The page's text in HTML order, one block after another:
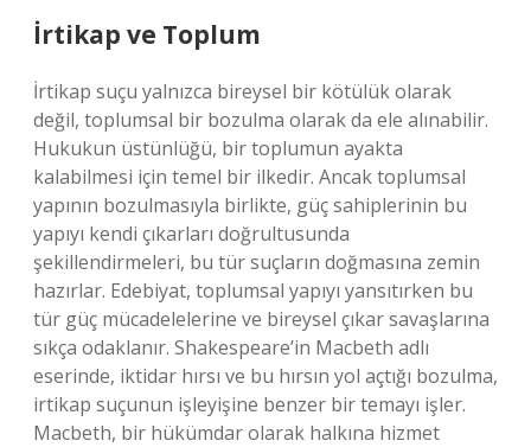
İrtikap ve Toplum
İrtikap suçu yalnızca bireysel bir kötülük olarak
değil, toplumsal bir bozulma olarak da ele alınabilir.
Hukukun üstünlüğü, bir toplumun ayakta
kalabilmesi için temel bir ilkedir. Ancak toplumsal
yapının bozulmasıyla birlikte, güç sahiplerinin bu
yapıyı kendi çıkarları doğrultusunda
şekillendirmeleri, bu tür suçların doğmasına zemin
hazırlar. Edebiyat, toplumsal yapıyı yansıtırken bu
tür güç mücadelelerine ve bireysel çıkar savaşlarına
sıkça odaklanır. Shakespeare’in Macbeth adlı
eserinde, iktidar hırsı ve bu hırsın yol açtığı bozulma,
irtikap suçunun işleyişine benzer bir temayı işler.
Macbeth, bir hükümdar olarak halkına hizmet